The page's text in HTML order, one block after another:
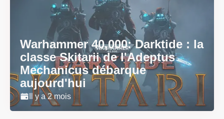
Warhammer 40,000: Darktide : la
classe Skitarii de l'Adeptus
Mechanicus débarque
aujourd'hui
Il y a 2 mois